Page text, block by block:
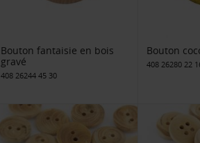
Bouton fantaisie en bois
gravé
408 26244 45 30
Bouton
408 26280 22